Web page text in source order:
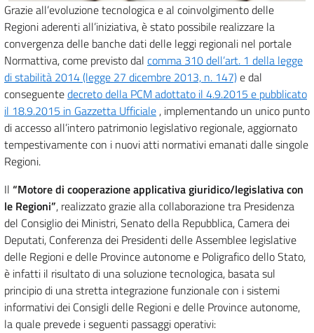
Grazie all’evoluzione tecnologica e al coinvolgimento delle
Regioni aderenti all’iniziativa, è stato possibile realizzare la
convergenza delle banche dati delle leggi regionali nel portale
Normattiva, come previsto dal comma 310 dell’art. 1 della legge
di stabilità 2014 (legge 27 dicembre 2013, n. 147)e dal
conseguentedecreto della PCM adottato il 4.9.2015 e pubblicato
il 18.9.2015 in Gazzetta Ufficiale , implementando un unico punto
di accesso all’intero patrimonio legislativo regionale, aggiornato
tempestivamente con i nuovi atti normativi emanati dalle singole
Regioni.
Il “Motore di cooperazione applicativa giuridico/legislativa con
le Regioni”, realizzato grazie alla collaborazione tra Presidenza
del Consiglio dei Ministri, Senato della Repubblica, Camera dei
Deputati, Conferenza dei Presidenti delle Assemblee legislative
delle Regioni e delle Province autonome e Poligrafico dello Stato,
è infatti il risultato di una soluzione tecnologica, basata sul
principio di una stretta integrazione funzionale con i sistemi
informativi dei Consigli delle Regioni e delle Province autonome,
la quale prevede i seguenti passaggi operativi: